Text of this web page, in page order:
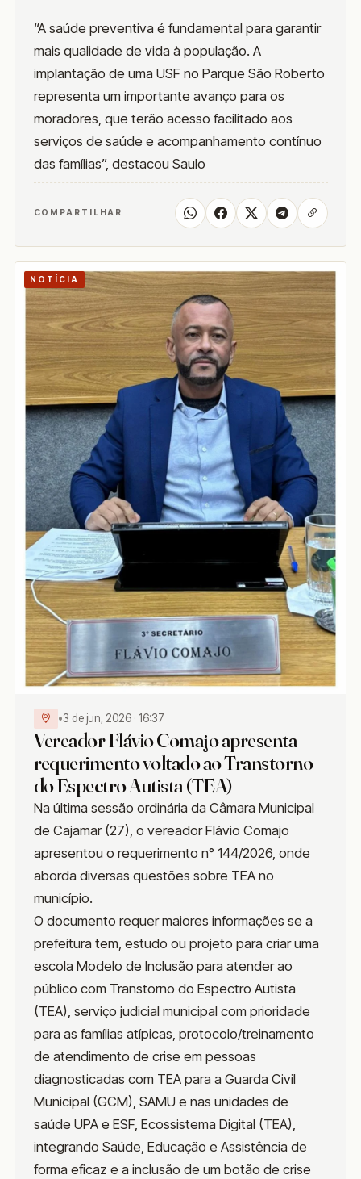
“A saúde preventiva é fundamental para garantir
mais qualidade de vida à população. A
implantação de uma USF no Parque São Roberto
representa um importante avanço para os
moradores, que terão acesso facilitado aos
serviços de saúde e acompanhamento contínuo
das famílias”, destacou Saulo
COMPARTILHAR
NOTÍCIA
•3 de jun, 2026 · 16:37
Vereador Flávio Comajo apresenta
requerimento voltado ao Transtorno
do Espectro Autista (TEA)
Na última sessão ordinária da Câmara Municipal
de Cajamar (27), o vereador Flávio Comajo
apresentou o requerimento n° 144/2026, onde
aborda diversas questões sobre TEA no
município.
O documento requer maiores informações se a
prefeitura tem, estudo ou projeto para criar uma
escola Modelo de Inclusão para atender ao
público com Transtorno do Espectro Autista
(TEA), serviço judicial municipal com prioridade
para as famílias atípicas, protocolo/treinamento
de atendimento de crise em pessoas
diagnosticadas com TEA para a Guarda Civil
Municipal (GCM), SAMU e nas unidades de
saúde UPA e ESF, Ecossistema Digital (TEA),
integrando Saúde, Educação e Assistência de
forma eficaz e a inclusão de um botão de crise